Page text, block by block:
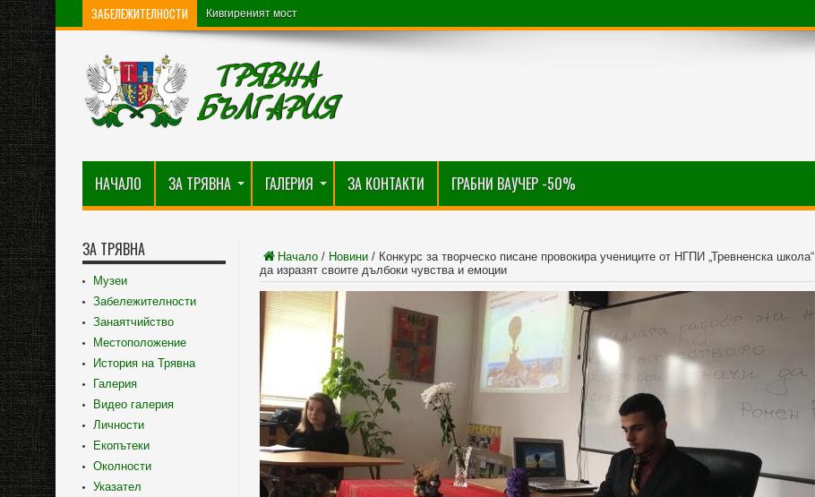
ЗАБЕЛЕЖИТЕЛНОСТИ Кивгиреният мост
НАЧАЛО ЗА ТРЯВНА ГАЛЕРИЯ ЗА КОНТАКТИ ГРАБНИ ВАУЧЕР -50%
Начало / Новини / Конкурс за творческо писане провокира учениците от НГПИ „Тревненска школа“
да изразят своите дълбоки чувства и емоции
ЗА ТРЯВНА
Музеи
Забележителности
Занаятчийство
Местоположение
История на Трявна
Галерия
Видео галерия
Личности
Екопътеки
Околности
Указател